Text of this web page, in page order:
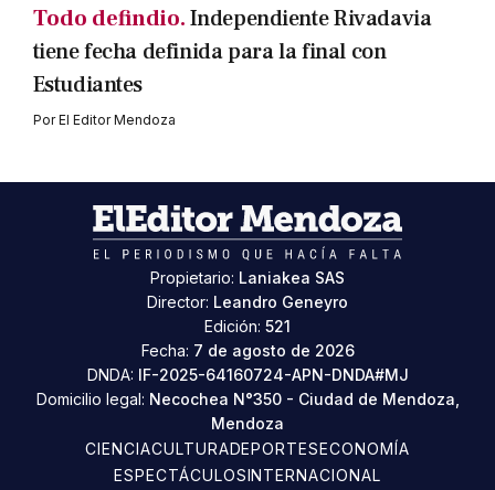
Todo defindio.Independiente Rivadavia
tiene fecha definida para la final con
Estudiantes
PorEl Editor Mendoza
Propietario: Laniakea SAS
Director: Leandro Geneyro
Edición: 521
Fecha: 7 de agosto de 2026
DNDA: IF-2025-64160724-APN-DNDA#MJ
Domicilio legal: Necochea N°350 - Ciudad de Mendoza,
Mendoza
CIENCIACULTURADEPORTESECONOMÍA
ESPECTÁCULOSINTERNACIONAL